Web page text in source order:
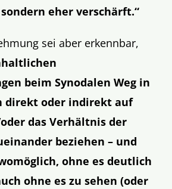
eher verschärft.“
sei aber erkennbar,
beim Synodalen Weg in
direkt oder indirekt auf
das Verhältnis der
beziehen – und
ohne es deutlich
ohne es zu sehen (oder